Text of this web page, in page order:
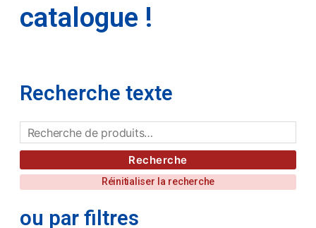
catalogue !
Recherche texte
Recherche
Réinitialiser la recherche
ou par filtres